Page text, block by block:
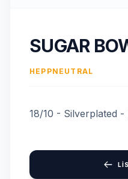
SUGAR
HEPPNEUTRAL
18/10 - Silverplated -